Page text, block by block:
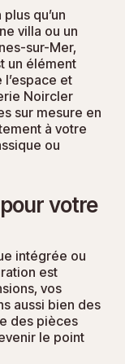
qu’un
villa ou un
sur-Mer,
un élément
et
Noircler
sur mesure en
à votre
ou
votre
intégrée ou
est
vos
aussi bien des
des pièces
le point